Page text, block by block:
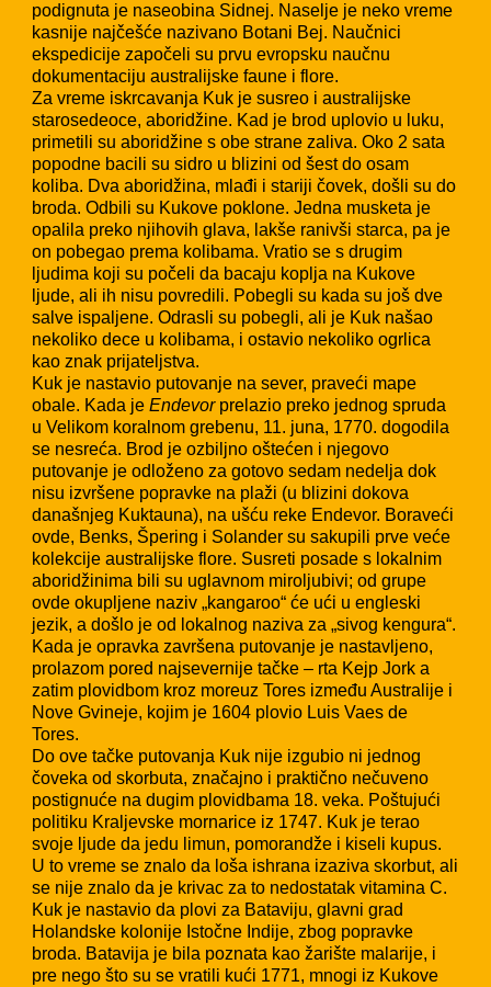
podignuta je naseobina Sidnej. Naselje je neko vreme
kasnije najčešće nazivano Botani Bej. Naučnici
ekspedicije započeli su prvu evropsku naučnu
dokumentaciju australijske faune i flore.
Za vreme iskrcavanja Kuk je susreo i australijske
starosedeoce, aboridžine. Kad je brod uplovio u luku,
primetili su aboridžine s obe strane zaliva. Oko 2 sata
popodne bacili su sidro u blizini od šest do osam
koliba. Dva aboridžina, mlađi i stariji čovek, došli su do
broda. Odbili su Kukove poklone. Jedna musketa je
opalila preko njihovih glava, lakše ranivši starca, pa je
on pobegao prema kolibama. Vratio se s drugim
ljudima koji su počeli da bacaju koplja na Kukove
ljude, ali ih nisu povredili. Pobegli su kada su još dve
salve ispaljene. Odrasli su pobegli, ali je Kuk našao
nekoliko dece u kolibama, i ostavio nekoliko ogrlica
kao znak prijateljstva.
Kuk je nastavio putovanje na sever, praveći mape
obale. Kada jeEndevorprelazio preko jednog spruda
u Velikom koralnom grebenu, 11. juna, 1770. dogodila
se nesreća. Brod je ozbiljno oštećen i njegovo
putovanje je odloženo za gotovo sedam nedelja dok
nisu izvršene popravke na plaži (u blizini dokova
današnjeg Kuktauna), na ušću reke Endevor. Boraveći
ovde, Benks, Špering i Solander su sakupili prve veće
kolekcije australijske flore. Susreti posade s lokalnim
aboridžinima bili su uglavnom miroljubivi; od grupe
ovde okupljene naziv „kangaroo“ će ući u engleski
jezik, a došlo je od lokalnog naziva za „sivog kengura“.
Kada je opravka završena putovanje je nastavljeno,
prolazom pored najsevernije tačke – rta Kejp Jork a
zatim plovidbom kroz moreuz Tores između Australije i
Nove Gvineje, kojim je 1604 plovio Luis Vaes de
Tores.
Do ove tačke putovanja Kuk nije izgubio ni jednog
čoveka od skorbuta, značajno i praktično nečuveno
postignuće na dugim plovidbama 18. veka. Poštujući
politiku Kraljevske mornarice iz 1747. Kuk je terao
svoje ljude da jedu limun, pomorandže i kiseli kupus.
U to vreme se znalo da loša ishrana izaziva skorbut, ali
se nije znalo da je krivac za to nedostatak vitamina C.
Kuk je nastavio da plovi za Bataviju, glavni grad
Holandske kolonije Istočne Indije, zbog popravke
broda. Batavija je bila poznata kao žarište malarije, i
pre nego što su se vratili kući 1771, mnogi iz Kukove